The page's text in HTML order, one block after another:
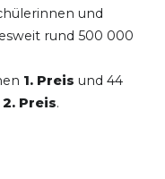
und
rund 500 000
1. Preis und 44
2. Preis.